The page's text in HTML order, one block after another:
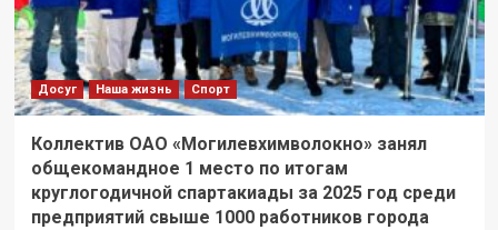
Досуг Наша жизнь Спорт
Коллектив ОАО «Могилевхимволокно» занял
общекомандное 1 место по итогам
круглогодичной спартакиады за 2025 год среди
предприятий свыше 1000 работников города